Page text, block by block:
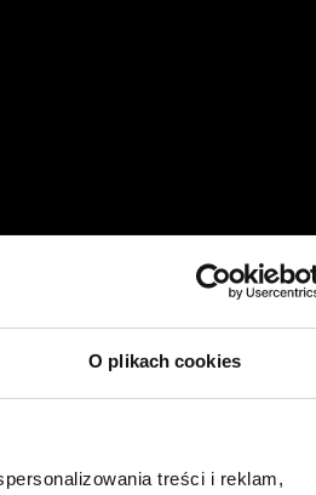
O plikach cookies
treści i reklam,